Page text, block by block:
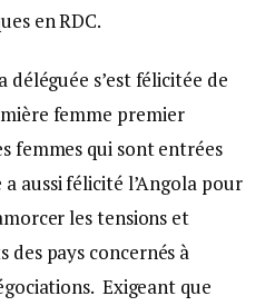
en RDC.
s’est félicitée de
femme premier
femmes qui sont entrées
aussi félicité l’Angola pour
les tensions et
des pays concernés à
Exigeant que